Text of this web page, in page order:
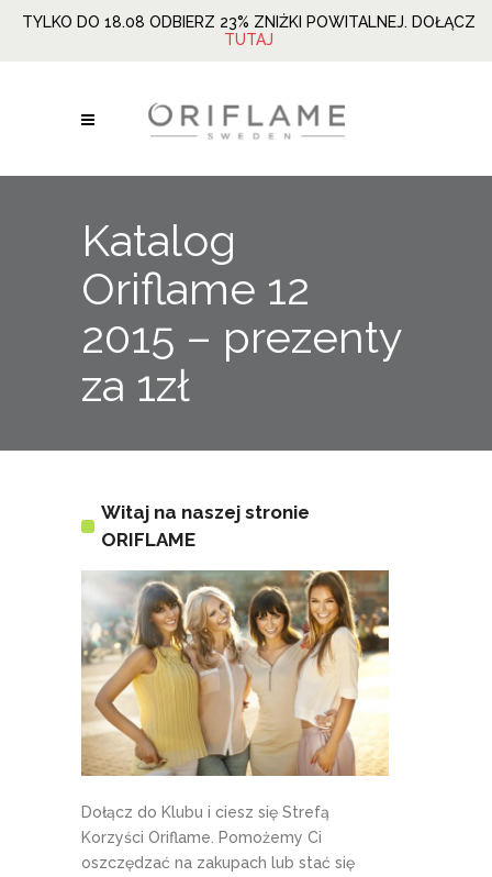
TYLKO DO 18.08 ODBIERZ 23% ZNIŻKI POWITALNEJ. DOŁĄCZ
TUTAJ
Katalog
Oriflame 12
2015 – prezenty
za 1zł
Witaj na naszej stronie
ORIFLAME
Dołącz do Klubu i ciesz się Strefą
Korzyści Oriflame. Pomożemy Ci
oszczędzać na zakupach lub stać się